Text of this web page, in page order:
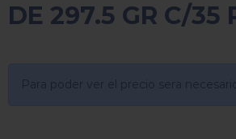
DE 297.5 GR C/35
Para poder ver el precio sera